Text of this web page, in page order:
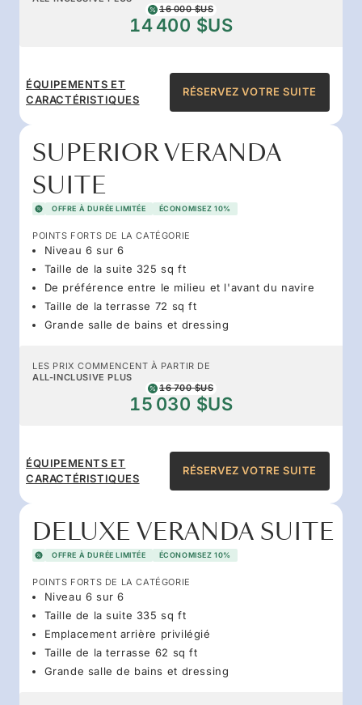
16 000 $US
14 400 $US
ÉQUIPEMENTS ET
CARACTÉRISTIQUES
RÉSERVEZ VOTRE SUITE
SUPERIOR VERANDA
SUITE
OFFRE À DURÉE LIMITÉE ÉCONOMISEZ 10%
POINTS FORTS DE LA CATÉGORIE
Niveau 6 sur 6
Taille de la suite 325 sq ft
De préférence entre le milieu et l'avant du navire
Taille de la terrasse 72 sq ft
Grande salle de bains et dressing
LES PRIX COMMENCENT À PARTIR DE
ALL-INCLUSIVE PLUS
16 700 $US
15 030 $US
ÉQUIPEMENTS ET
CARACTÉRISTIQUES
RÉSERVEZ VOTRE SUITE
DELUXE VERANDA SUITE
OFFRE À DURÉE LIMITÉE ÉCONOMISEZ 10%
POINTS FORTS DE LA CATÉGORIE
Niveau 6 sur 6
Taille de la suite 335 sq ft
Emplacement arrière privilégié
Taille de la terrasse 62 sq ft
Grande salle de bains et dressing